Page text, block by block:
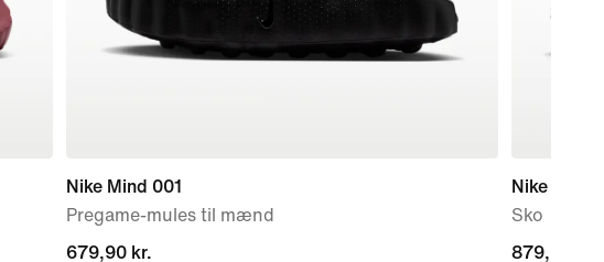
Nike Mind 001
Pregame-mules til mænd
679,90 kr.
679,90 kr.
Nike P-
Sko
879,90 kr.
879,90 kr.